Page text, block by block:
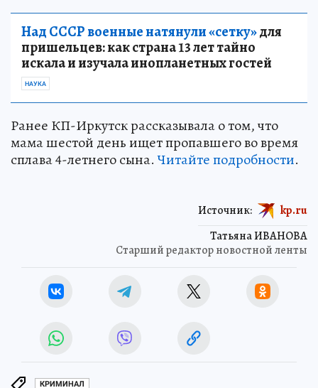
Над СССР военные натянули «сетку»для
пришельцев: как страна 13 лет тайно
искала и изучала инопланетных гостей
НАУКА
Ранее КП-Иркутск рассказывала о том, что
мама шестой день ищет пропавшего во время
сплава 4-летнего сына.Читайте подробности.
Татьяна ИВАНОВА
Старший редактор новостной ленты
Источник: kp.ru
КРИМИНАЛ